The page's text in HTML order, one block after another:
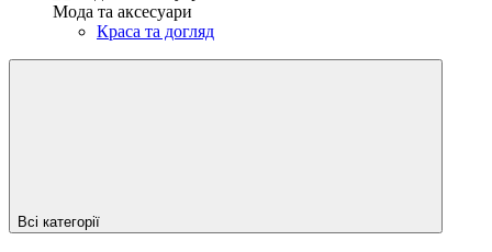
Мода та аксесуари
Краса та догляд
Всі категорії